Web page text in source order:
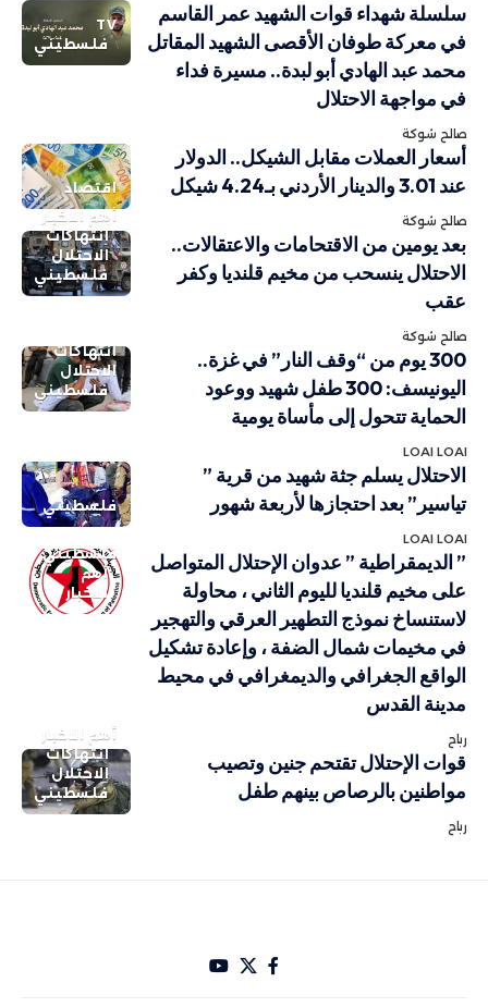
TV
فلسطيني
سلسلة شهداء قوات الشهيد عمر القاسم
في معركة طوفان الأقصى الشهيد المقاتل
محمد عبد الهادي أبو لبدة.. مسيرة فداء
في مواجهة الاحتلال
صالح شوكة
اقتصاد
أسعار العملات مقابل الشيكل.. الدولار
عند 3.01 والدينار الأردني بـ4.24 شيكل
صالح شوكة
أهم الاخبار
انتهاكات
الاحتلال
فلسطيني
بعد يومين من الاقتحامات والاعتقالات..
الاحتلال ينسحب من مخيم قلنديا وكفر
عقب
صالح شوكة
انتهاكات
الاحتلال
فلسطيني
300 يوم من “وقف النار” في غزة..
اليونيسف: 300 طفل شهيد ووعود
الحماية تتحول إلى مأساة يومية
LOAI LOAI
فلسطيني
الاحتلال يسلم جثة شهيد من قرية ”
تياسير” بعد احتجازها لأربعة شهور
LOAI LOAI
فلسطيني
أهم
الاخبار
” الديمقراطية ” عدوان الإحتلال المتواصل
على مخيم قلنديا لليوم الثاني ، محاولة
لاستنساخ نموذج التطهير العرقي والتهجير
في مخيمات شمال الضفة ، وإعادة تشكيل
الواقع الجغرافي والديمغرافي في محيط
مدينة القدس
رباح
أهم الاخبار
انتهاكات
الاحتلال
فلسطيني
قوات الإحتلال تقتحم جنين وتصيب
مواطنين بالرصاص بينهم طفل
رباح